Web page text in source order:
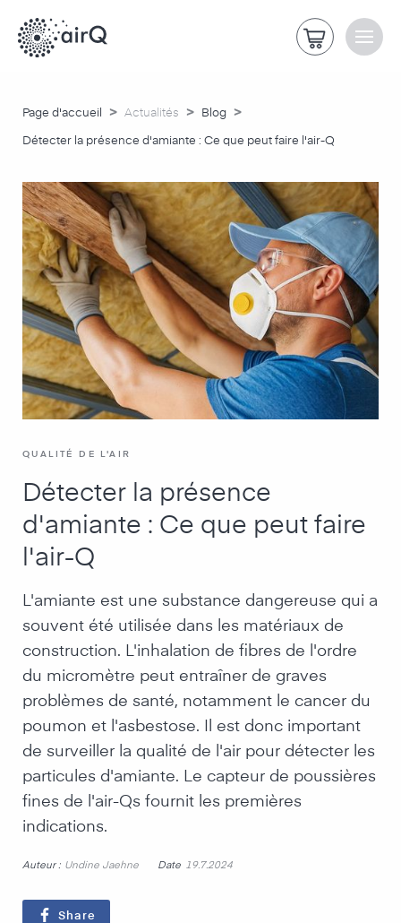
Page d'accueil > Actualités > Blog >
Détecter la présence d'amiante : Ce que peut faire l'air-Q
QUALITÉ DE L'AIR
Détecter la présence
d'amiante : Ce que peut faire
l'air-Q
L'amiante est une substance dangereuse qui a
souvent été utilisée dans les matériaux de
construction. L'inhalation de fibres de l'ordre
du micromètre peut entraîner de graves
problèmes de santé, notamment le cancer du
poumon et l'asbestose. Il est donc important
de surveiller la qualité de l'air pour détecter les
particules d'amiante. Le capteur de poussières
fines de l'air-Qs fournit les premières
indications.
Auteur : Undine Jaehne Date 19.7.2024
Share